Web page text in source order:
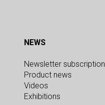
NEWS
Newsletter subscription
Product news
Videos
Exhibitions